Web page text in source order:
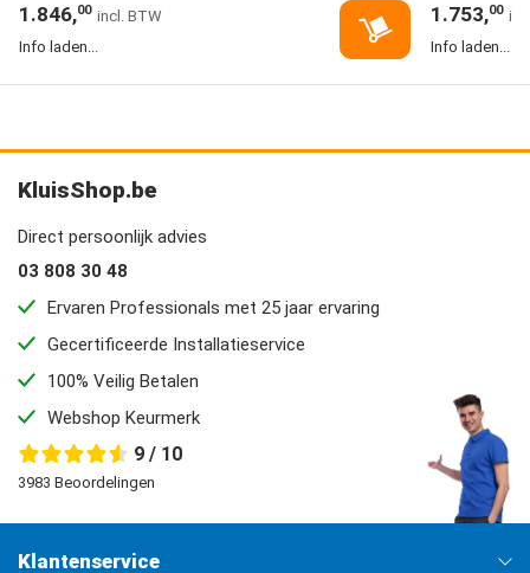
1.846,00
Info laden...
1.753,00
Info laden...
Klantenservice
KluisShop.be
Direct persoonlijk advies
03 808 30 48
Ervaren Professionals met 25 jaar ervaring
Gecertificeerde Installatieservice
100% Veilig Betalen
Webshop Keurmerk
9 / 10
3983 Beoordelingen